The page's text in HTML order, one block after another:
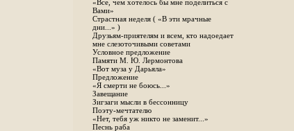
«Все, чем хотелось бы мне поделиться с
Вами»
Страстная неделя ( «В эти мрачные
дни...» )
Друзьям-приятелям и всем, кто надоедает
мне слезоточивыми советами
Условное предложение
Памяти М. Ю. Лермонтова
«Вот муза у Дарьяла»
Предложение
«Я смерти не боюсь...»
Завещание
Зигзаги мысли в бессонницу
Поэту-мечтателю
«Нет, тебя уж никто не заменит...»
Песнь раба